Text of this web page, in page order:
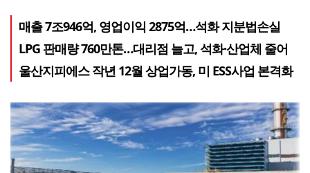
매출 7조946억, 영업이익 2875억…석화 지분법손실
LPG 판매량 760만톤…대리점 늘고, 석화·산업체 줄어
울산지피에스 작년 12월 상업가동, 미 ESS사업 본격화